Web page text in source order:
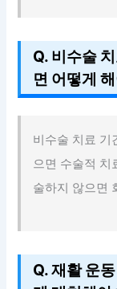
Q. 비수술
면 어떻게
비수술 치료 기
으면 수술적 치
술하지 않으면
Q. 재활 운